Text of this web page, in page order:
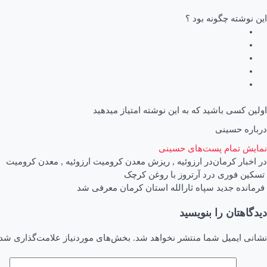
این نوشته چگونه بود ؟
اولین کسی باشید که به این نوشته امتیاز میدهید
درباره حسینی
نمایش تمام پست‌های حسینی
در
اخبار کرماندر ارزوئیه , ریزش معدن کرومیت ارزوئیه , معدن کرومیت
راهبری
نوشته
تسکین فوری درد آرتروز با روغن کرچک
فرمانده جدید سپاه ثارالله استان کرمان معرفی شد
دیدگاهتان را بنویسید
نشانی ایمیل شما منتشر نخواهد شد. بخش‌های موردنیاز علامت‌گذاری